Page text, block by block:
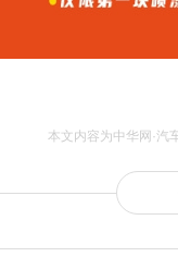
本文内容为中华网·汽